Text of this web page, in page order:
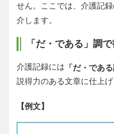
せん。ここでは、介護記
介します。
「だ・である」調で
介護記録には 「だ・であ
説得力のある文章に仕上げ
【例文】